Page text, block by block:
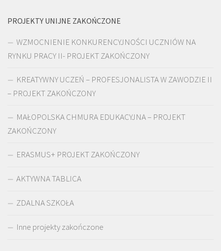
PROJEKTY UNIJNE ZAKOŃCZONE
WZMOCNIENIE KONKURENCYJNOŚCI UCZNIÓW NA
RYNKU PRACY II- PROJEKT ZAKOŃCZONY
KREATYWNY UCZEŃ – PROFESJONALISTA W ZAWODZIE II
– PROJEKT ZAKOŃCZONY
MAŁOPOLSKA CHMURA EDUKACYJNA – PROJEKT
ZAKOŃCZONY
ERASMUS+ PROJEKT ZAKOŃCZONY
AKTYWNA TABLICA
ZDALNA SZKOŁA
Inne projekty zakończone